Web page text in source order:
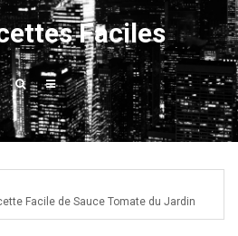
Faciles
Facile de Sauce Tomate du Jardin